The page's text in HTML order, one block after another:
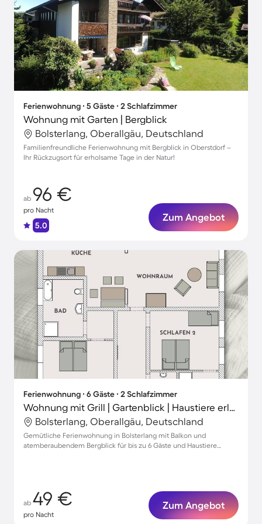
Ferienwohnung ∙ 5 Gäste ∙ 2 Schlafzimmer
Wohnung mit Garten | Bergblick
Bolsterlang, Oberallgäu, Deutschland
Familienfreundliche Ferienwohnung mit Bergblick in Oberstdorf –
Ihr Rückzugsort für erholsame Tage in der Natur!
ab 96 €
pro Nacht
5.0
Zum Angebot
Ferienwohnung ∙ 6 Gäste ∙ 2 Schlafzimmer
Wohnung mit Grill | Gartenblick | Haustiere erlaubt
Bolsterlang, Oberallgäu, Deutschland
Gemütliche Ferienwohnung in Bolsterlang mit Balkon und
atemberaubendem Bergblick für bis zu 6 Gäste und Haustiere
ab 49 €
pro Nacht
Zum Angebot